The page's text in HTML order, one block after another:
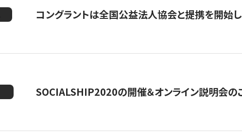
コングラントは全国公益法人協会と提携を開始
SOCIALSHIP2020の開催＆オンライン説明会の